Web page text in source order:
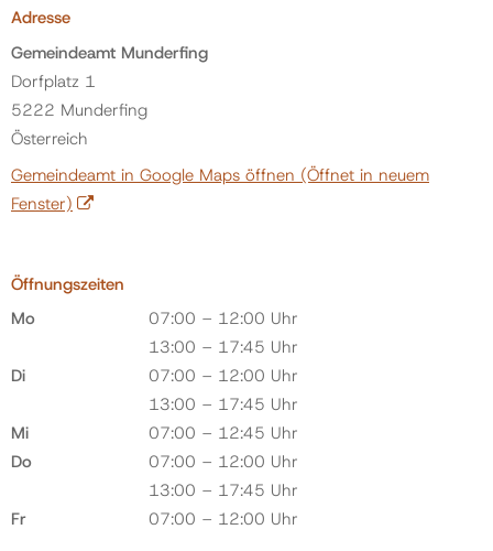
Adresse
Gemeindeamt Munderfing
Dorfplatz 1
5222 Munderfing
Österreich
Gemeindeamt in Google Maps öffnen (Öffnet in neuem
Fenster)
Öffnungszeiten
Mo
07:00 – 12:00 Uhr
13:00 – 17:45 Uhr
Di
07:00 – 12:00 Uhr
13:00 – 17:45 Uhr
Mi
07:00 – 12:45 Uhr
Do
07:00 – 12:00 Uhr
13:00 – 17:45 Uhr
Fr
07:00 – 12:00 Uhr